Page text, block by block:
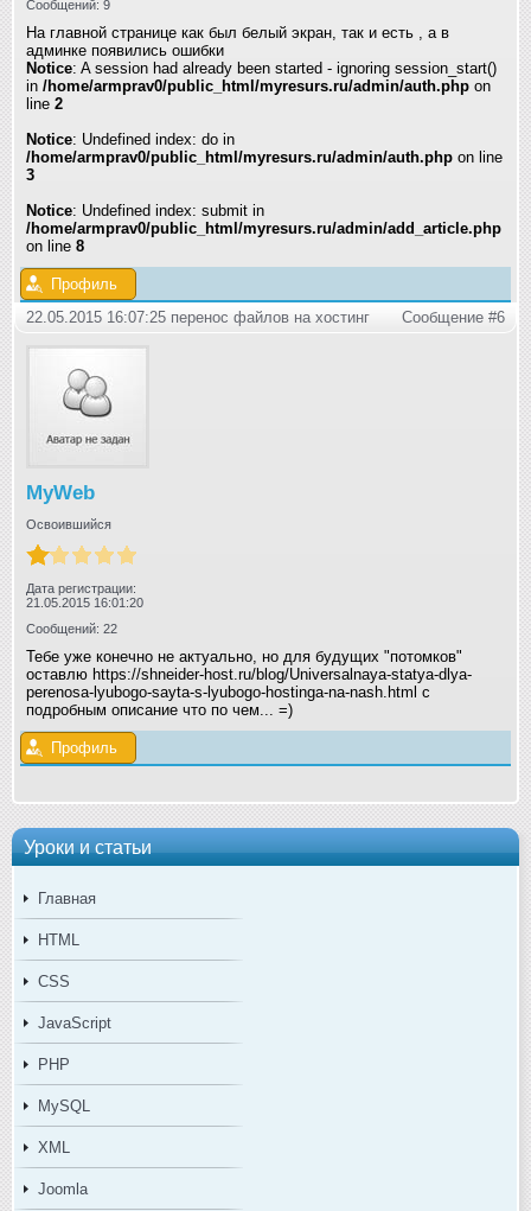
Уроки и статьи
Главная
HTML
CSS
JavaScript
PHP
MySQL
XML
Joomla
Сообщений: 9
На главной странице как был белый экран, так и есть , а в
админке появились ошибки
Notice: A session had already been started - ignoring session_start()
in /home/armprav0/public_html/myresurs.ru/admin/auth.php on
line 2
Notice: Undefined index: do in
/home/armprav0/public_html/myresurs.ru/admin/auth.php on line
3
Notice: Undefined index: submit in
/home/armprav0/public_html/myresurs.ru/admin/add_article.php
on line 8
Профиль
22.05.2015 16:07:25 перенос файлов на хостинг
Сообщение #6
MyWeb
Освоившийся
Дата регистрации:
21.05.2015 16:01:20
Сообщений: 22
Тебе уже конечно не актуально, но для будущих "потомков"
оставлю https://shneider-host.ru/blog/Universalnaya-statya-dlya-
perenosa-lyubogo-sayta-s-lyubogo-hostinga-na-nash.html с
подробным описание что по чем... =)
Профиль